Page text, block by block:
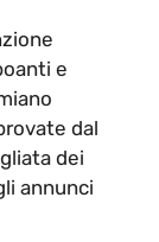
e
dal
dei
annunci